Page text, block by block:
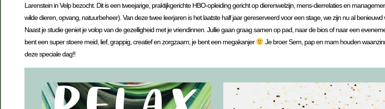
Larenstein in Velp bezocht. Dit is een tweejarige, praktijkgerichte HBO-opleiding gericht op dierenwelzijn, mens-dierrelaties en
wilde dieren, opvang, natuurbeheer). Van deze twee leerjaren is het laatste half jaar gereserveerd voor een stage, we zijn nu al
Naast je studie geniet je volop van de gezelligheid met je vriendinnen. Jullie gaan graag samen op pad, naar de bios of naar een
bent een super stoere meid, lief, grappig, creatief en zorgzaam; je bent een megakanjer
Je broer Sem, pap en mam houden
deze speciale dag!!